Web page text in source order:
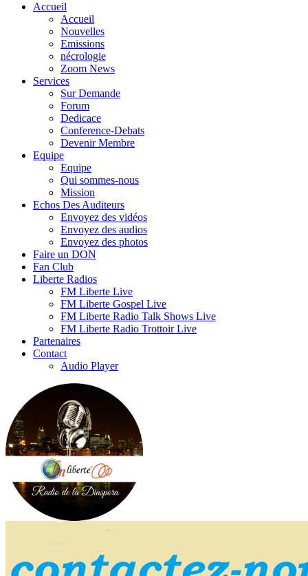
Accueil
Accueil
Nouvelles
Emissions
nécrologie
Zoom News
Services
Sur Demande
Forum
Dedicace
Conference-Debats
Devenir Membre
Equipe
Equipe
Qui sommes-nous
Mission
Echos Des Auditeurs
Envoyez des vidéos
Envoyez des audios
Envoyez des photos
Faire un DON
Fan Club
Liberte Radios
FM Liberte Live
FM Liberte Gospel Live
FM Liberte Radio Talk Shows Live
FM Liberte Radio Trottoir Live
Partenaires
Contact
Audio Player